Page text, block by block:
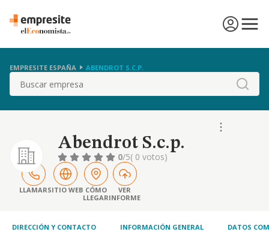
EMPRESITE ESPAÑA ABENDROT S.C.P.
Buscar
Abendrot S.c.p.
0/5( 0 votos)
LLAMARSITIO WEB CÓMO
LLEGAR
VER
INFORME
DIRECCIÓN Y CONTACTO INFORMACIÓN GENERAL DATOS